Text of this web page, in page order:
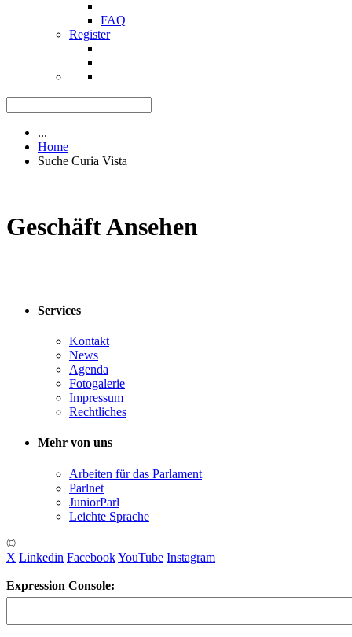
FAQ
Register
...
Home
Suche Curia Vista
Geschäft Ansehen
Services
Kontakt
News
Agenda
Fotogalerie
Impressum
Rechtliches
Mehr von uns
Arbeiten für das Parlament
Parlnet
JuniorParl
Leichte Sprache
©
X Linkedin FacebookYouTube Instagram
Expression Console: